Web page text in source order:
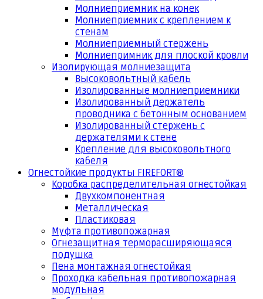
Молниеприемник на конек
Молниеприемник с креплением к
стенам
Молниеприемный стержень
Молниепримник для плоской кровли
Изолирующая молниезащита
Высоковольтный кабель
Изолированные молниеприемники
Изолированный держатель
проводника с бетонным основанием
Изолированный стержень с
держателями к стене
Крепление для высоковольтного
кабеля
Огнестойкие продукты FIREFORT®
Коробка распределительная огнестойкая
Двухкомпонентная
Металлическая
Пластиковая
Муфта противопожарная
Огнезащитная терморасширяющаяся
подушка
Пена монтажная огнестойкая
Проходка кабельная противопожарная
модульная